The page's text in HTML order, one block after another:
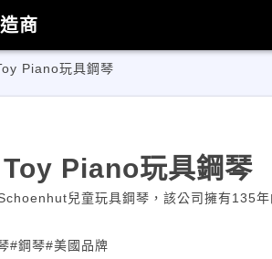
商
Piano玩具鋼琴
Piano玩具鋼琴
兒童玩具鋼琴，該公司擁有135
#鋼琴#美國品牌